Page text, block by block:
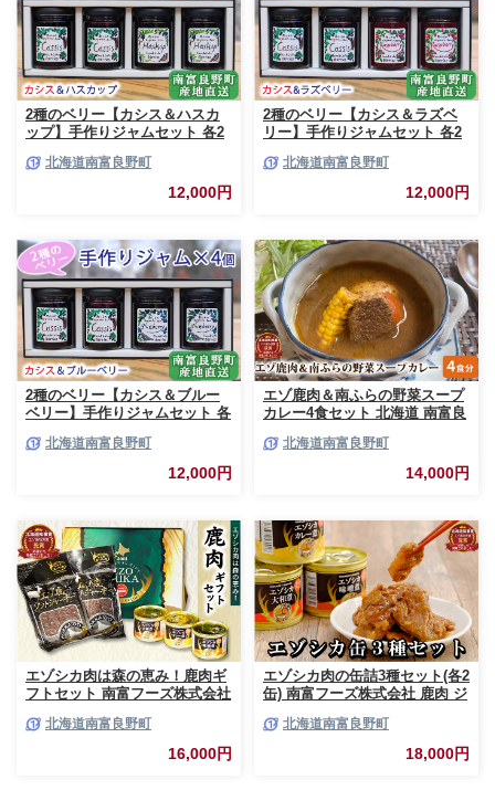
2種のベリー【カシス＆ハスカ
ップ】手作りジャムセット 各2
シス ハスカップ ソース 果実 て
んさい糖 無農薬 ポリフェノー
北海道南富良野町
12,000円
2種のベリー【カシス＆ラズベ
リー】手作りジャムセット 各2
リー カシス ラズベリー ソース
果実 てんさい糖 無農薬
北海道南富良野町
12,000円
2種のベリー【カシス＆ブルー
ベリー】手作りジャムセット 各
ベリー カシス ブルーベリー ソ
ース 果実 てんさい糖 無農薬 甘
北海道南富良野町
12,000円
エゾ鹿肉＆南ふらの野菜スープ
カレー4食セット 北海道 南富良
スープカレー セット 詰合せ 加
北海道南富良野町
14,000円
エゾシカ肉は森の恵み！鹿肉ギ
フトセット 南富フーズ株式会社
北海道 南富良野町 エゾシカ 缶
詰 セット 詰合せ 贈り物 ギフト
北海道南富良野町
16,000円
エゾシカ肉の缶詰3種セット(各2
缶) 南富フーズ株式会社 鹿肉 ジ
南富良野町 エゾシカ 缶詰 セッ
ト 詰合せ 肉の加工品 おかず お
北海道南富良野町
18,000円